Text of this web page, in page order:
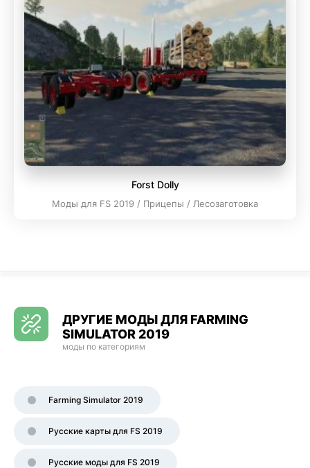
Forst Dolly
Моды для FS 2019 / Прицепы / Лесозаготовка
ДРУГИЕ МОДЫ ДЛЯ FARMING
SIMULATOR 2019
моды по категориям
Farming Simulator 2019
Русские карты для FS 2019
Русские моды для FS 2019